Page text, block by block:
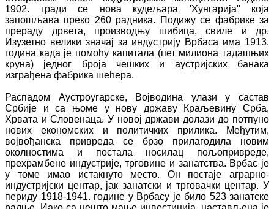
1902. гради се нова кудељара 'Хунгарија" која
запошљава преко 260 радника. Подижу се фабрике за
прераду дрвета, производњу шибица, свиле и др.
Изузетно велики значај за индустрију Врбаса има 1913.
година када је помоћу капитала (пет милиона тадашњих
круна) једног броја чешких и аустријских банака
изграђена фабрика шећера.
Распадом Аустроугарске, Војводина улази у састав
Србије и са њоме у нову државу Краљевину Срба,
Хрвата и Словенаца. У новој држави долази до потпуно
нових економских и политичких прилика. Међутим,
војвођанска привреда се брзо прилагодила новим
околностима и постала носилац пољопривреде,
прехрамбене индустрије, трговине и занатства. Врбас је
у томе имао истакнуто место. Он постаје аграрно-
индустријски центар, јак занатски и трговачки центар. У
периду 1918-1941. године у Врбасу је било 523 занатске